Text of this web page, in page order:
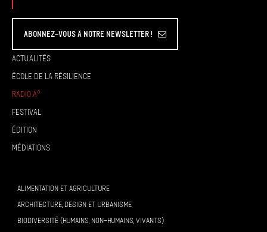
Abonnez-vous à Notre Newsletter !
Actualités
École de la résilience
Radio A°
Festival
Édition
Médiations
ALIMENTATION ET AGRICULTURE
ARCHITECTURE, DESIGN ET URBANISME
BIODIVERSITÉ (HUMAINS, NON-HUMAINS, VIVANTS)